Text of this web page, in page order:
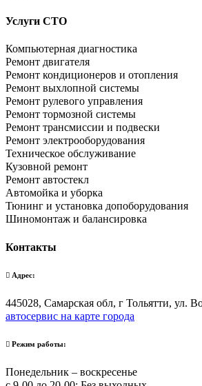
Услуги СТО
Компьютерная диагностика
Ремонт двигателя
Ремонт кондиционеров и отопления
Ремонт выхлопной системы
Ремонт рулевого управления
Ремонт тормозной системы
Ремонт трансмиссии и подвески
Ремонт электрооборудования
Техническое обслуживание
Кузовной ремонт
Ремонт автостекл
Автомойка и уборка
Тюнинг и установка допоборудования
Шиномонтаж и балансировка
Контакты
Адрес:
445028, Самарская обл, г Тольятти, ул.
автосервис на карте города
Режим работы:
Понедельник – воскресенье